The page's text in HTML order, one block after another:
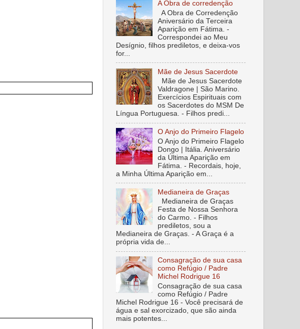
A Obra de corredenção
A Obra de Corredenção
Aniversário da Terceira
Aparição em Fátima. -
Correspondei ao Meu
Desígnio, filhos prediletos, e deixa-vos
for...
Mãe de Jesus Sacerdote
Mãe de Jesus Sacerdote
Valdragone | São Marino.
Exercícios Espirituais com
os Sacerdotes do MSM De
Língua Portuguesa. - Filhos predi...
O Anjo do Primeiro Flagelo
O Anjo do Primeiro Flagelo
Dongo | Itália. Aniversário
da Última Aparição em
Fátima. - Recordais, hoje,
a Minha Última Aparição em...
Medianeira de Graças
Medianeira de Graças
Festa de Nossa Senhora
do Carmo. - Filhos
prediletos, sou a
Medianeira de Graças. - A Graça é a
própria vida de...
Consagração de sua casa
como Refúgio / Padre
Michel Rodrigue 16
Consagração de sua casa
como Refúgio / Padre
Michel Rodrigue 16 - Você precisará de
água e sal exorcizado, que são ainda
mais potentes...